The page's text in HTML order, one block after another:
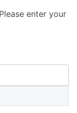
enter your